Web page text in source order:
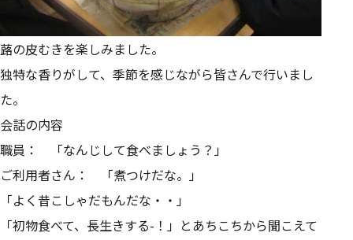
蕗の皮むきを楽しみました。
独特な香りがして、季節を感じながら皆さんで行いまし
た。
会話の内容
職員： 「なんじして食べましょう？」
ご利用者さん： 「煮つけだな。」
「よく昔こしゃだもんだな・・」
「初物食べて、長生きする-！」とあちこちから聞こえて